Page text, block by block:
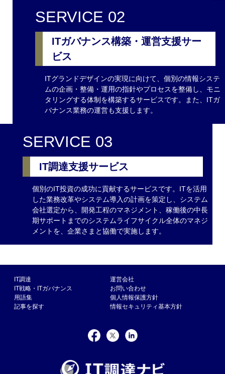
SERVICE 02
ITガバナンス構築・運営支援サー
ビス
ITグランドデザインの実現に向けて、個別の情報システ
ムの企画・整備・運用の指針やプロセスを整備し、モニ
タリングする体制を構築するサービスです。また、ITガ
バナンス業務の運営も支援します。
SERVICE 03
IT調達支援サービス
個別のIT投資の成功に貢献するサービスです。ITを活用
した業務改革やシステム導入の計画を策定し、システム
会社選定から、開発工程のマネジメント、稼働後の中長
期サポートまでのシステムライフサイクル全体のマネジ
メントを、企業さまと協働で実施します。
IT調達
IT戦略・ITガバナンス
用語集
記事を探す
運営会社
お問い合わせ
個人情報保護方針
情報セキュリティ基本方針